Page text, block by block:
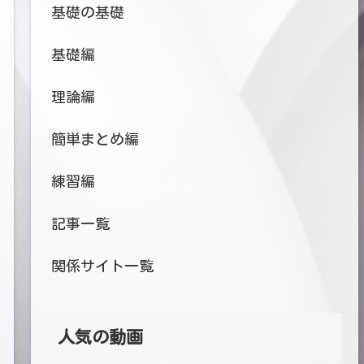
基礎の基礎
基礎編
理論編
簡単まとめ編
練習編
記事一覧
関係サイト一覧
人気の動画